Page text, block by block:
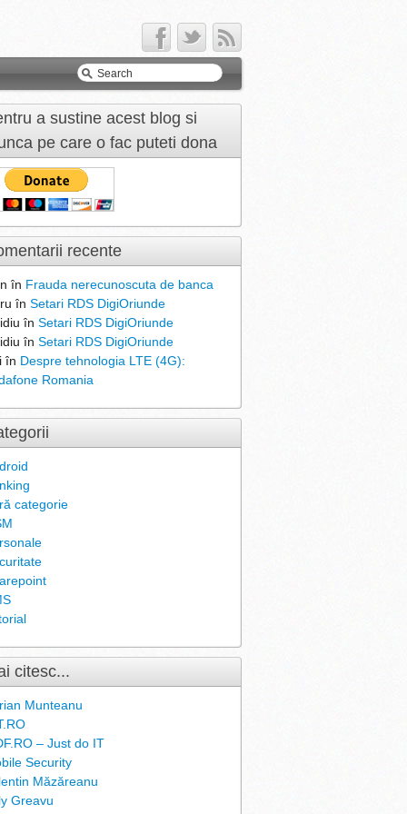
a sustine acest blog si
pe care o fac puteti dona
recente
în Frauda nerecunoscuta de banca
în Setari RDS DigiOriunde
în Setari RDS DigiOriunde
în Setari RDS DigiOriunde
în Despre tehnologia LTE (4G):
Romania
categorie
citesc...
Munteanu
– Just do IT
Security
Măzăreanu
Greavu